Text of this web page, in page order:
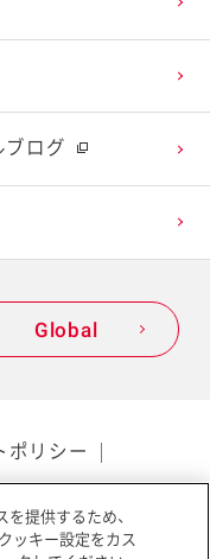
ブログ
Global
ポリシー
アクセシビリティ
提供するため、
ッキー設定をカス